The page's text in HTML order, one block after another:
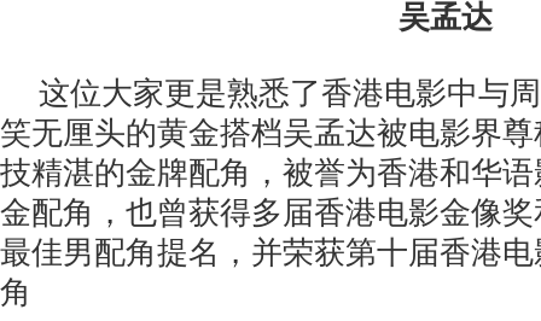
吴孟达
这位大家更是熟悉了香港电影中与
笑无厘头的黄金搭档吴孟达被电影界尊
技精湛的金牌配角，被誉为香港和华
金配角，也曾获得多届香港电影金像
最佳男配角提名，并荣获第十届香港
角